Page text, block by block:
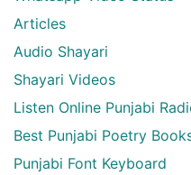
Articles
Audio Shayari
Shayari Videos
Listen Online Punjabi
Best Punjabi Poetry
Punjabi Font Keyboard